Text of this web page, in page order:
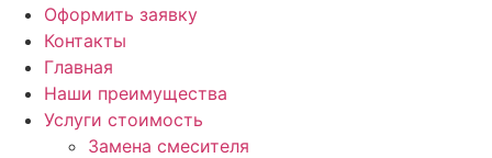
Оформить заявку
Контакты
Главная
Наши преимущества
Услуги стоимость
Замена смесителя